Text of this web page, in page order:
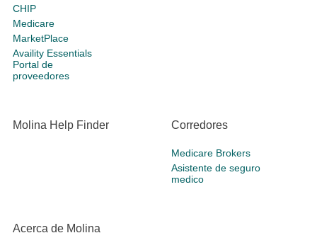
CHIP
Medicare
MarketPlace
Availity Essentials
Portal de
proveedores
Molina Help Finder Corredores
Medicare Brokers
Asistente de seguro
medico
Acerca de Molina